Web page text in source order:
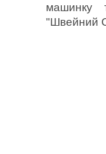
машинку
"Швейний